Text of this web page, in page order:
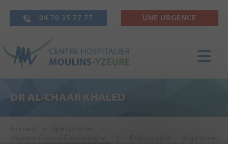
04 70 35 77 77 UNE URGENCE
DR AL-CHAAR KHALED